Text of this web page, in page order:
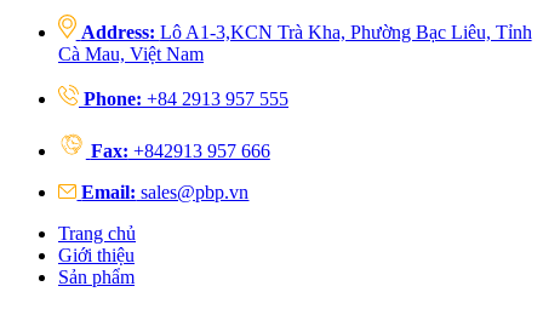
Address: Lô A1-3,KCN Trà Kha, Phường Bạc Liêu, Tỉnh
Cà Mau, Việt Nam
Phone: +84 2913 957 555
Fax: +842913 957 666
Email: sales@pbp.vn
Trang chủ
Giới thiệu
Sản phẩm